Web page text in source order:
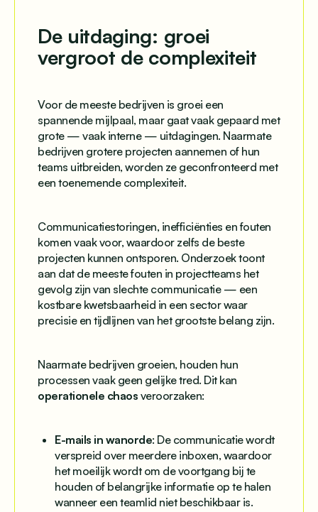
De uitdaging: groei
vergroot de complexiteit
Voor de meeste bedrijven is groei een
spannende mijlpaal, maar gaat vaak gepaard met
grote — vaak interne — uitdagingen. Naarmate
bedrijven grotere projecten aannemen of hun
teams uitbreiden, worden ze geconfronteerd met
een toenemende complexiteit.
Communicatiestoringen, inefficiënties en fouten
komen vaak voor, waardoor zelfs de beste
projecten kunnen ontsporen. Onderzoek toont
aan dat de meeste fouten in projectteams het
gevolg zijn van slechte communicatie — een
kostbare kwetsbaarheid in een sector waar
precisie en tijdlijnen van het grootste belang zijn.
Naarmate bedrijven groeien, houden hun
processen vaak geen gelijke tred. Dit kan
operationele chaos veroorzaken:
E-mails in wanorde: De communicatie wordt
verspreid over meerdere inboxen, waardoor
het moeilijk wordt om de voortgang bij te
houden of belangrijke informatie op te halen
wanneer een teamlid niet beschikbaar is.